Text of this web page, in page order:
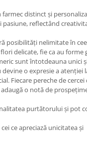
distinct și
pasiune, reflectând
posibilități nelimitate în
delicate, fie ca au forme
sunt întotdeauna unici
o expresie a atenției
Fiecare pereche de cercei
o notă de
purtătorului și pot
ce apreciază unicitatea și